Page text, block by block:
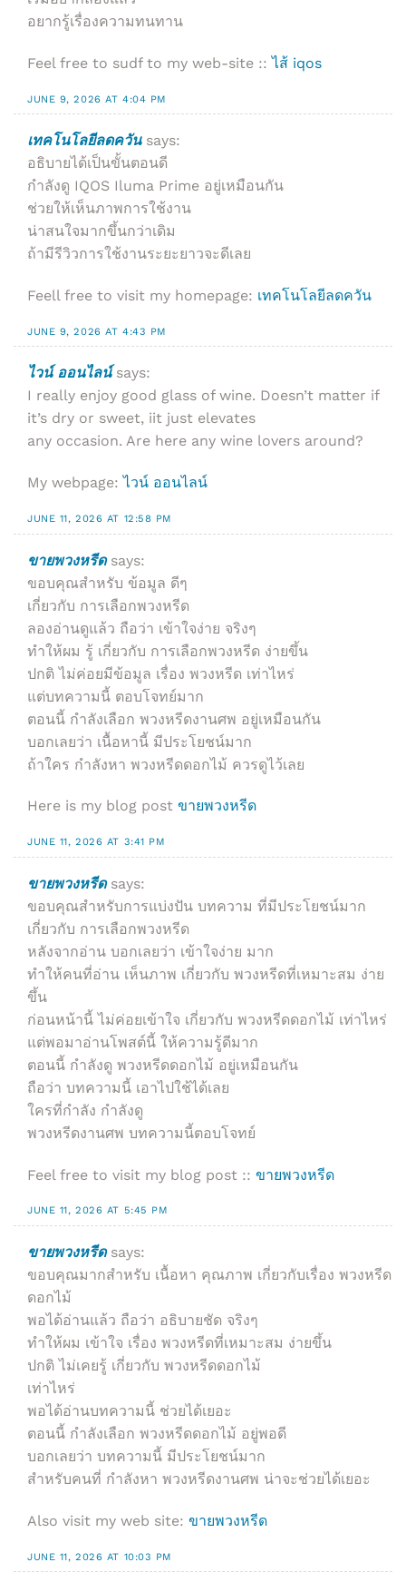
อยากรู้เรื่องความทนทาน
Feel free to sudf to my web-site ::ไส้ iqos
JUNE 9, 2026 AT 4:04 PM
เทคโนโลยีลดควัน says:
อธิบายได้เป็นขั้นตอนดี
กำลังดู IQOS Iluma Prime อยู่เหมือนกัน
ช่วยให้เห็นภาพการใช้งาน
น่าสนใจมากขึ้นกว่าเดิม
ถ้ามีรีวิวการใช้งานระยะยาวจะดีเลย
Feell free to visit my homepage: เทคโนโลยีลดควัน
JUNE 9, 2026 AT 4:43 PM
ไวน์ ออนไลน์ says:
I really enjoy good glass of wine. Doesn’t matter if
it’s dry or sweet, iit just elevates
any occasion. Are here any wine lovers around?
My webpage:ไวน์ ออนไลน์
JUNE 11, 2026 AT 12:58 PM
ขายพวงหรีด says:
ขอบคุณสำหรับ ข้อมูล ดีๆ
เกี่ยวกับ การเลือกพวงหรีด
ลองอ่านดูแล้ว ถือว่า เข้าใจง่าย จริงๆ
ทำให้ผม รู้ เกี่ยวกับ การเลือกพวงหรีด ง่ายขึ้น
ปกติ ไม่ค่อยมีข้อมูล เรื่อง พวงหรีด เท่าไหร่
แต่บทความนี้ ตอบโจทย์มาก
ตอนนี้ กำลังเลือก พวงหรีดงานศพ อยู่เหมือนกัน
บอกเลยว่า เนื้อหานี้ มีประโยชน์มาก
ถ้าใคร กำลังหา พวงหรีดดอกไม้ ควรดูไว้เลย
Here is my blog post ขายพวงหรีด
JUNE 11, 2026 AT 3:41 PM
ขายพวงหรีด says:
ขอบคุณสำหรับการแบ่งปัน บทความ ที่มีประโยชน์มาก
เกี่ยวกับ การเลือกพวงหรีด
หลังจากอ่าน บอกเลยว่า เข้าใจง่าย มาก
ทำให้คนที่อ่าน เห็นภาพ เกี่ยวกับ พวงหรีดที่เหมาะสม ง่าย
ขึ้น
ก่อนหน้านี้ ไม่ค่อยเข้าใจ เกี่ยวกับ พวงหรีดดอกไม้ เท่าไหร่
แต่พอมาอ่านโพสต์นี้ ให้ความรู้ดีมาก
ตอนนี้ กำลังดู พวงหรีดดอกไม้ อยู่เหมือนกัน
ถือว่า บทความนี้ เอาไปใช้ได้เลย
ใครที่กำลัง กำลังดู
พวงหรีดงานศพ บทความนี้ตอบโจทย์
Feel free to visit my blog post :: ขายพวงหรีด
JUNE 11, 2026 AT 5:45 PM
ขายพวงหรีด says:
ขอบคุณมากสำหรับ เนื้อหา คุณภาพ เกี่ยวกับเรื่อง พวงหรีด
ดอกไม้
พอได้อ่านแล้ว ถือว่า อธิบายชัด จริงๆ
ทำให้ผม เข้าใจ เรื่อง พวงหรีดที่เหมาะสม ง่ายขึ้น
ปกติ ไม่เคยรู้ เกี่ยวกับ พวงหรีดดอกไม้
เท่าไหร่
พอได้อ่านบทความนี้ ช่วยได้เยอะ
ตอนนี้ กำลังเลือก พวงหรีดดอกไม้ อยู่พอดี
บอกเลยว่า บทความนี้ มีประโยชน์มาก
สำหรับคนที่ กำลังหา พวงหรีดงานศพ น่าจะช่วยได้เยอะ
Also visit my web site: ขายพวงหรีด
JUNE 11, 2026 AT 10:03 PM